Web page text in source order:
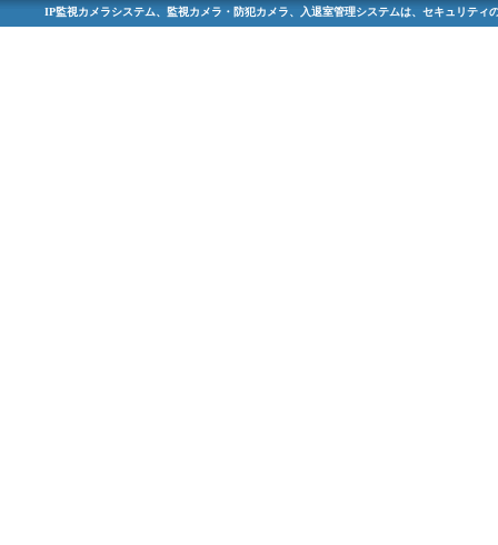
IP監視カメラシステム、監視カメラ・防犯カメラ、入退室管理システムは、セキュリティ